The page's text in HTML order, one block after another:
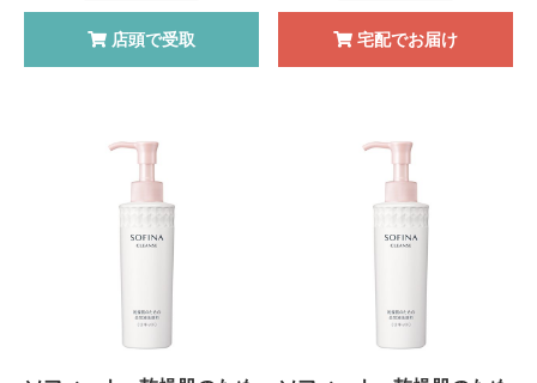
店頭で受取 宅配でお届け